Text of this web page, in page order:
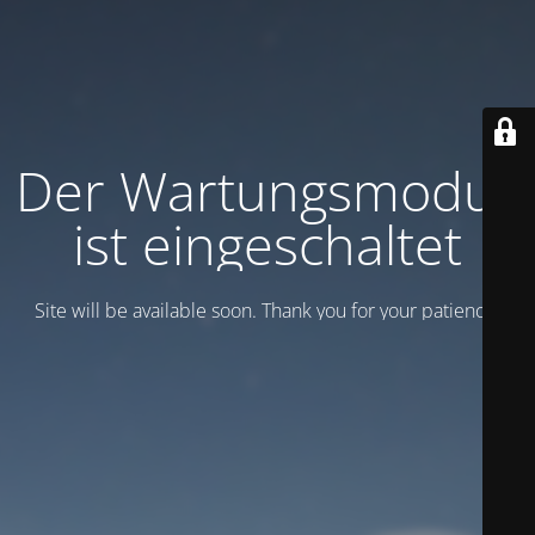
Der Wartungsmodus
ist eingeschaltet
Site will be available soon. Thank you for your patience!